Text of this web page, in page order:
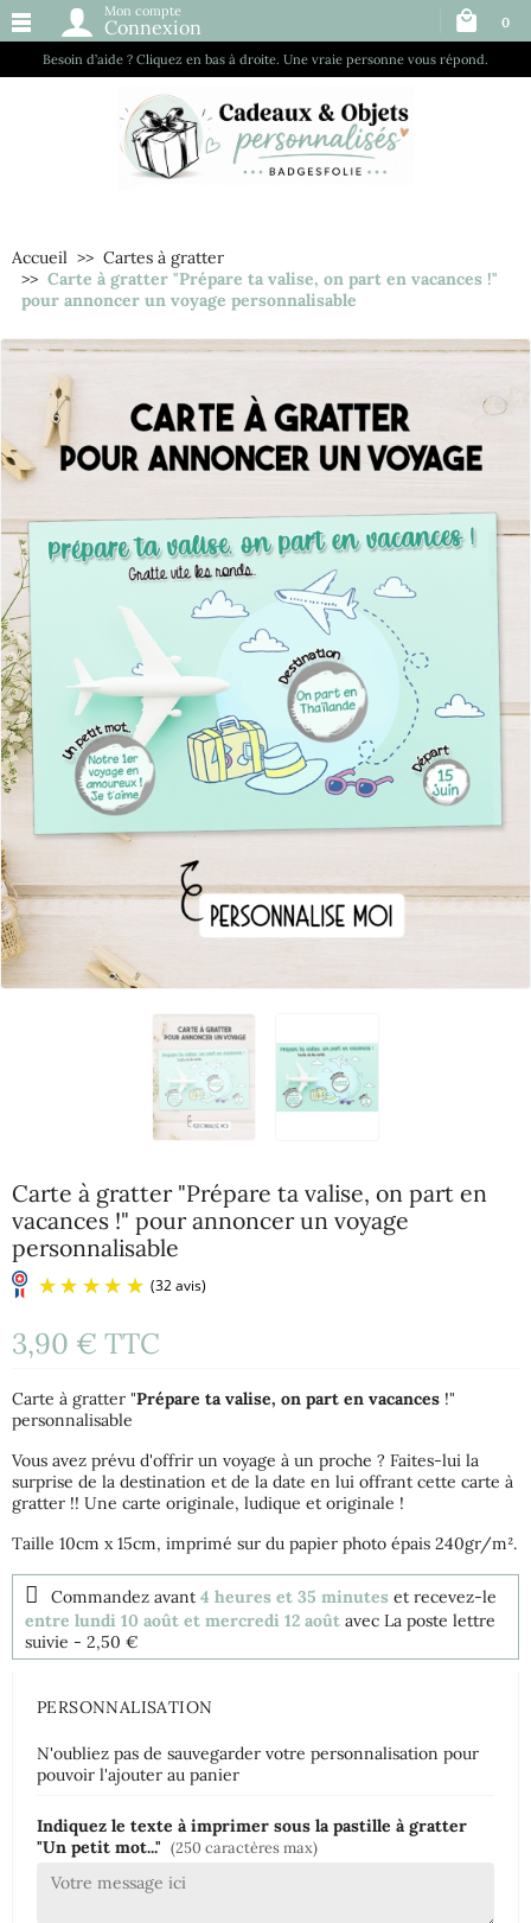
Besoin d’aide ? Cliquez en bas à droite. Une vraie personne vous répond.
Mon compte
Connexion 0
Accueil
Cartes à gratter
Carte à gratter "Prépare ta valise, on part en vacances !"
pour annoncer un voyage personnalisable
Carte à gratter "Prépare ta valise, on part en
vacances !" pour annoncer un voyage
personnalisable
(32 avis)
3,90 € TTC
Carte à gratter "Prépare ta valise, on part en vacances !"
personnalisable
Vous avez prévu d'offrir un voyage à un proche ? Faites-lui la
surprise de la destination et de la date en lui offrant cette carte à
gratter !! Une carte originale, ludique et originale !
Taille 10cm x 15cm, imprimé sur du papier photo épais 240gr/m².
Commandez avant 4 heures et 35 minutes et recevez-le
entre lundi 10 août et mercredi 12 août avec La poste lettre
suivie - 2,50 €
PERSONNALISATION
N'oubliez pas de sauvegarder votre personnalisation pour
pouvoir l'ajouter au panier
Indiquez le texte à imprimer sous la pastille à gratter
"Un petit mot..." (250 caractères max)